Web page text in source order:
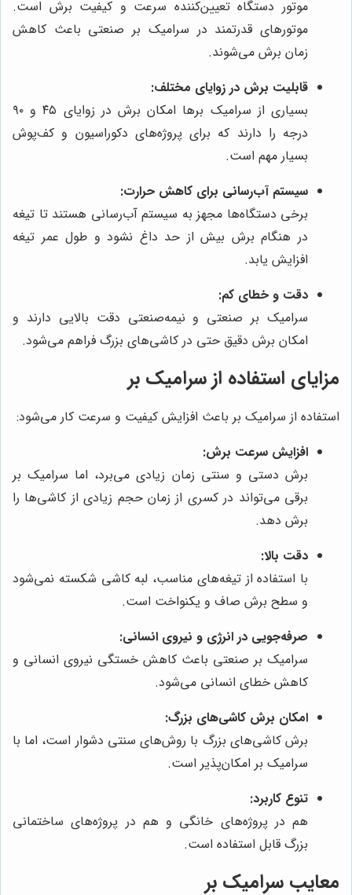
موتور دستگاه تعیین‌کننده سرعت و کیفیت برش است.
موتورهای قدرتمند در سرامیک بر صنعتی باعث کاهش
زمان برش می‌شوند.
قابلیت برش در زوایای مختلف:
بسیاری از سرامیک برها امکان برش در زوایای ۴۵ و ۹۰
درجه را دارند که برای پروژه‌های دکوراسیون و کف‌پوش
بسیار مهم است.
سیستم آب‌رسانی برای کاهش حرارت:
برخی دستگاه‌ها مجهز به سیستم آب‌رسانی هستند تا تیغه
در هنگام برش بیش از حد داغ نشود و طول عمر تیغه
افزایش یابد.
دقت و خطای کم:
سرامیک بر صنعتی و نیمه‌صنعتی دقت بالایی دارند و
امکان برش دقیق حتی در کاشی‌های بزرگ فراهم می‌شود.
مزایای استفاده از سرامیک بر
استفاده از سرامیک بر باعث افزایش کیفیت و سرعت کار می‌شود:
افزایش سرعت برش:
برش دستی و سنتی زمان زیادی می‌برد، اما سرامیک بر
برقی می‌تواند در کسری از زمان حجم زیادی از کاشی‌ها را
برش دهد.
دقت بالا:
با استفاده از تیغه‌های مناسب، لبه کاشی شکسته نمی‌شود
و سطح برش صاف و یکنواخت است.
صرفه‌جویی در انرژی و نیروی انسانی:
سرامیک بر صنعتی باعث کاهش خستگی نیروی انسانی و
کاهش خطای انسانی می‌شود.
امکان برش کاشی‌های بزرگ:
برش کاشی‌های بزرگ با روش‌های سنتی دشوار است، اما با
سرامیک بر امکان‌پذیر است.
تنوع کاربرد:
هم در پروژه‌های خانگی و هم در پروژه‌های ساختمانی
بزرگ قابل استفاده است.
معایب سرامیک بر